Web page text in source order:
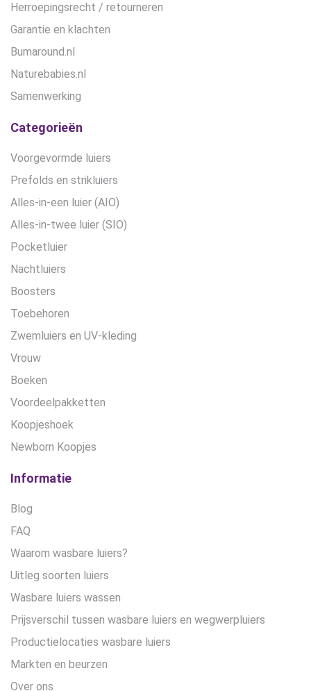
Herroepingsrecht / retourneren
Garantie en klachten
Bumaround.nl
Naturebabies.nl
Samenwerking
Categorieën
Voorgevormde luiers
Prefolds en strikluiers
Alles-in-een luier (AIO)
Alles-in-twee luier (SIO)
Pocketluier
Nachtluiers
Boosters
Toebehoren
Zwemluiers en UV-kleding
Vrouw
Boeken
Voordeelpakketten
Koopjeshoek
Newborn Koopjes
Informatie
Blog
FAQ
Waarom wasbare luiers?
Uitleg soorten luiers
Wasbare luiers wassen
Prijsverschil tussen wasbare luiers en wegwerpluiers
Productielocaties wasbare luiers
Markten en beurzen
Over ons